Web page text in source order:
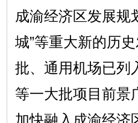
成渝经济区发展规
城”等重大新的历
批、通用机场已列
等一大批项目前景
加快融入成渝经济